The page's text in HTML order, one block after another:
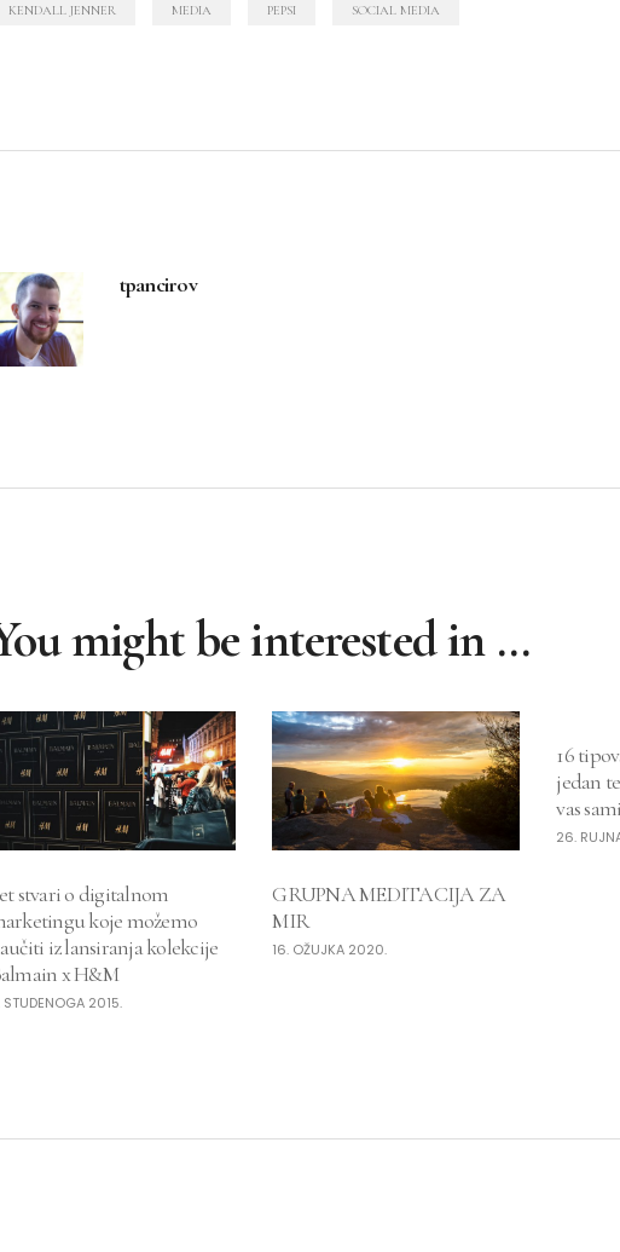
KENDALL JENNER MEDIA PEPSI SOCIAL MEDIA
tpancirov
might be interested in …
stvari o digitalnom
koje možemo
iz lansiranja kolekcije
x H&M
STUDENOGA 2015.
GRUPNA MEDITACIJA ZA
MIR
16. OŽUJKA 2020.
16
jedan
vas
26.